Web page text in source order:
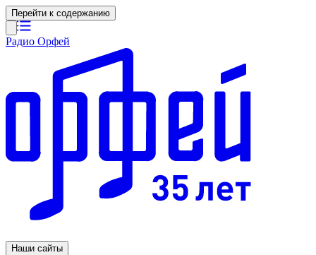
Перейти к содержанию
Радио Орфей
Наши сайты